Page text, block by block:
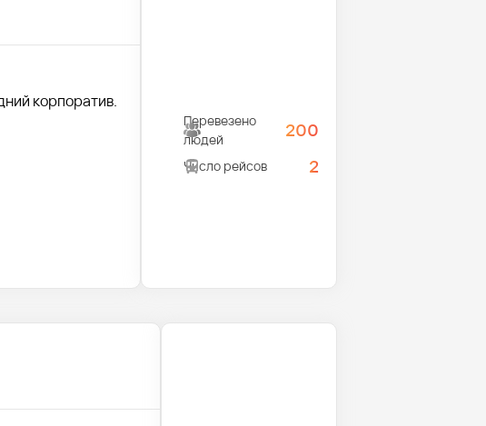
корпоратив.
Перевезено
людей
200
Число рейсов 2